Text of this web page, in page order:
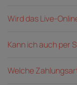
Wird das Live-
Kann ich auch per
Welche